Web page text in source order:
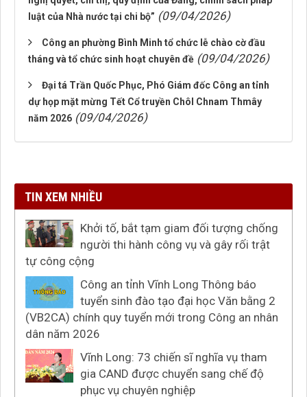
luật của Nhà nước tại chi bộ” (09/04/2026)
Công an phường Bình Minh tổ chức lễ chào cờ đầu
tháng và tổ chức sinh hoạt chuyên đề (09/04/2026)
Đại tá Trần Quốc Phục, Phó Giám đốc Công an tỉnh
dự họp mặt mừng Tết Cổ truyền Chôl Chnam Thmây
năm 2026 (09/04/2026)
TIN XEM NHIỀU
Khởi tố, bắt tạm giam đối tượng chống
người thi hành công vụ và gây rối trật
tự công cộng
Công an tỉnh Vĩnh Long Thông báo
tuyển sinh đào tạo đại học Văn bằng 2
(VB2CA) chính quy tuyển mới trong Công an nhân
dân năm 2026
Vĩnh Long: 73 chiến sĩ nghĩa vụ tham
gia CAND được chuyển sang chế độ
phục vụ chuyên nghiệp